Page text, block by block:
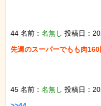
44 名前： 名無し 投稿日：
先週のスーパーでもも肉
45 名前： 名無し 投稿日：